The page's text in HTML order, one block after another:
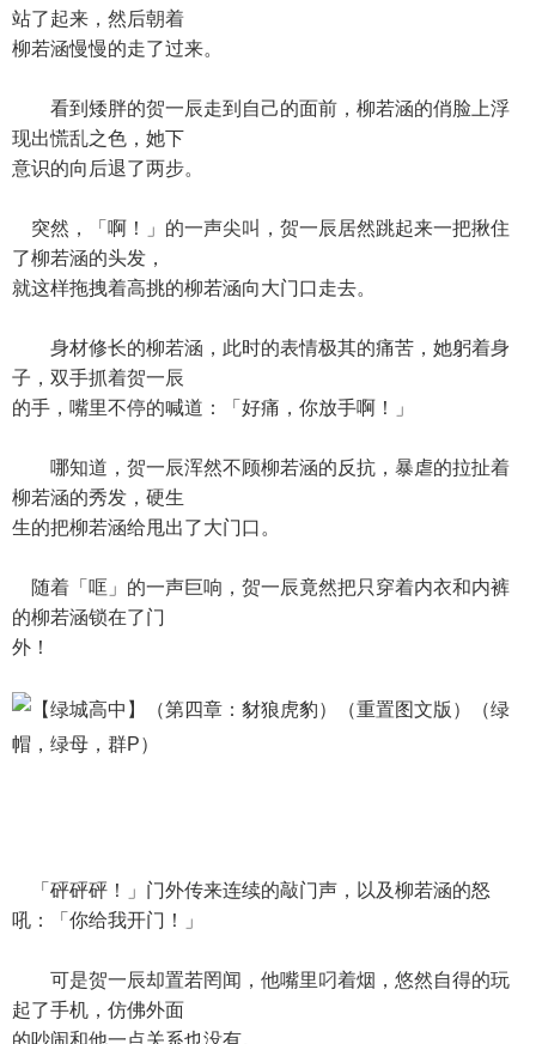
站了起来，然后朝着
柳若涵慢慢的走了过来。
看到矮胖的贺一辰走到自己的面前，柳若涵的俏脸上浮
现出慌乱之色，她下
意识的向后退了两步。
突然，「啊！」的一声尖叫，贺一辰居然跳起来一把揪住
了柳若涵的头发，
就这样拖拽着高挑的柳若涵向大门口走去。
身材修长的柳若涵，此时的表情极其的痛苦，她躬着身
子，双手抓着贺一辰
的手，嘴里不停的喊道：「好痛，你放手啊！」
哪知道，贺一辰浑然不顾柳若涵的反抗，暴虐的拉扯着
柳若涵的秀发，硬生
生的把柳若涵给甩出了大门口。
随着「哐」的一声巨响，贺一辰竟然把只穿着内衣和内裤
的柳若涵锁在了门
外！
「砰砰砰！」门外传来连续的敲门声，以及柳若涵的怒
吼：「你给我开门！」
可是贺一辰却置若罔闻，他嘴里叼着烟，悠然自得的玩
起了手机，仿佛外面
的吵闹和他一点关系也没有。